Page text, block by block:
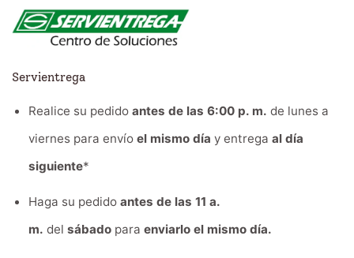
Servientrega
Realice su pedido antes de las 6:00 p. m. de lunes a
viernes para envío el mismo día y entrega al día
siguiente*
Haga su pedido antes de las 11 a.
m. del sábadopara enviarlo el mismo día.